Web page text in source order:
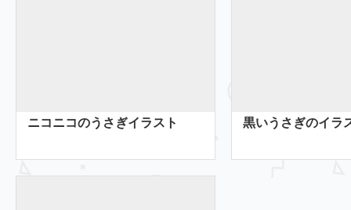
ニコニコのうさぎイラスト 黒いうさぎのイラ